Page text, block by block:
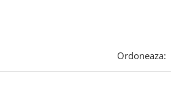
Ordoneaza: